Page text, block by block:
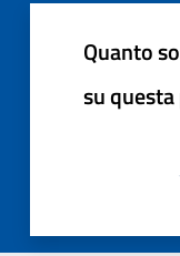
Quanto
su